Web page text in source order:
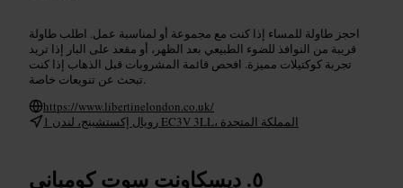
احجز طاولة للمساء إذا كنت مع مجموعة أو لمناسبة عمل. اطلب طاولة
قريبة من النوافذ للضوء الطبيعي بعد الظهر، أو مقعد على البار إذا تريد
تجربة كوكتيلات مميزة. افحص قائمة المشروبات قبل الذهاب إذا كنت
تبحث عن تنويعات خاصة.
https://www.libertinelondon.co.uk/
1 رويال إكستشينج، لندن EC3V 3LL، المملكة المتحدة
ديسكاونت سوت كومباني